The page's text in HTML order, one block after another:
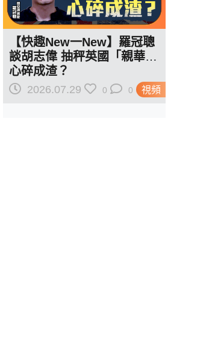
視頻
【快趣New一New】羅冠聰
談胡志偉 抽秤英國「親華」
心碎成渣？
2026.07.29 0 0